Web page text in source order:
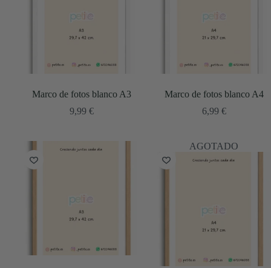
Marco de fotos blanco A3
9,99 €
Marco de fotos blanco A4
6,99 €
AGOTADO